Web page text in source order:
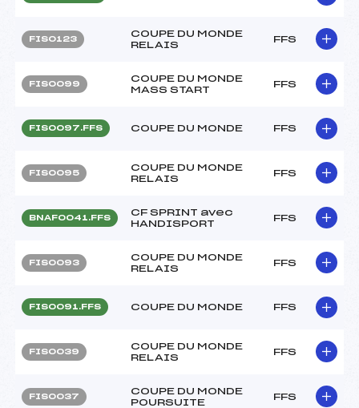
FIS0123
COUPE DU MONDE
RELAIS
FFS
FIS0099
COUPE DU MONDE
MASS START
FFS
FIS0097.FFS COUPE DU MONDE FFS
FIS0095
COUPE DU MONDE
RELAIS
FFS
BNAF0041.FFS
CF SPRINT avec
HANDISPORT
FFS
FIS0093
COUPE DU MONDE
RELAIS
FFS
FIS0091.FFS COUPE DU MONDE FFS
FIS0039
COUPE DU MONDE
RELAIS
FFS
FIS0037
COUPE DU MONDE
POURSUITE
FFS